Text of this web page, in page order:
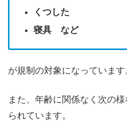
くつした
寝具 など
が規制の対象になっています
また、年齢に関係なく次の
られています。